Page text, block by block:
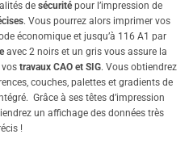
desécuritépour l’impression de
. Vous pourrez alors imprimer vos
économique et jusqu’à 116 A1 par
avec 2 noirs et un gris vous assure la
travaux CAO et SIG. Vous obtiendrez
couches, palettes et gradients de
Grâce à ses têtes d’impression
un affichage des données très
!